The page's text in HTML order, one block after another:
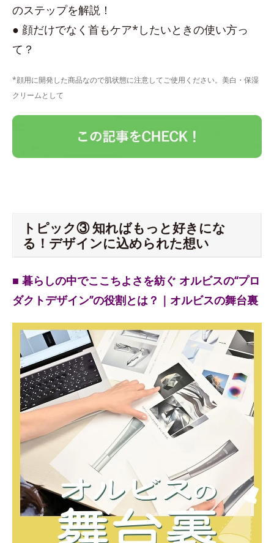
のステップを解説！
● 顔だけでなく首もケア*したいときの使い方っ
て？
*顔用に開発した商品なので肌状態に注意してご使用ください。美白・保湿
クリームとして
トピック③ 知ればもっと好きにな
る！デザインに込められた想い
■ 暮らしの中でここちよさを紡ぐ オルビスの“プロ
ダクトデザイン”の役割とは？｜オルビスの舞台裏